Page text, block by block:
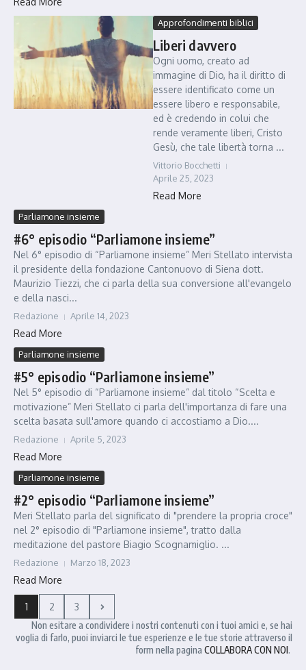
Approfondimenti biblici
Liberi davvero
Ogni uomo, creato ad
immagine di Dio, ha il diritto di
essere identificato come un
essere libero e responsabile,
ed è credendo in colui che
rende veramente liberi, Cristo
Gesù, che tale libertà torna ...
Vittorio Bocchetti
Aprile 25, 2023
Read More
Parliamone insieme
#6° episodio “Parliamone insieme”
Nel 6° episodio di “Parliamone insieme” Meri Stellato intervista
il presidente della fondazione Cantonuovo di Siena dott.
Maurizio Tiezzi, che ci parla della sua conversione all'evangelo
e della nasci...
Redazione Aprile 14, 2023
Read More
Parliamone insieme
#5° episodio “Parliamone insieme”
Nel 5° episodio di “Parliamone insieme” dal titolo “Scelta e
motivazione” Meri Stellato ci parla dell'importanza di fare una
scelta basata sull'amore quando ci accostiamo a Dio....
Redazione Aprile 5, 2023
Read More
Parliamone insieme
#2° episodio “Parliamone insieme”
Meri Stellato parla del significato di "prendere la propria croce"
nel 2° episodio di "Parliamone insieme", tratto dalla
meditazione del pastore Biagio Scognamiglio. ...
Redazione Marzo 18, 2023
Read More
1 2
3
Non esitare a condividere i nostri contenuti con i tuoi amici e, se hai
voglia di farlo, puoi inviarci le tue esperienze e le tue storie attraverso il
form nella pagina COLLABORA CON NOI.